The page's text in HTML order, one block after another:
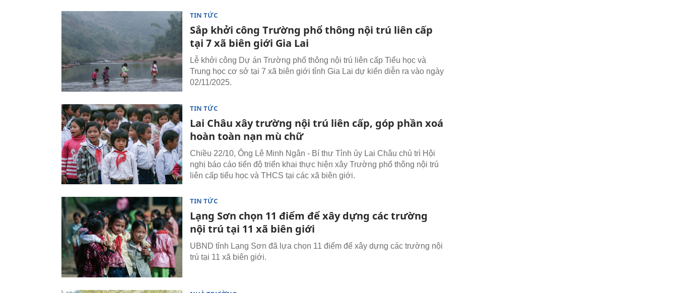
TIN TỨC
Sắp khởi công Trường phổ thông nội trú liên cấp
tại 7 xã biên giới Gia Lai
Lễ khởi công Dự án Trường phổ thông nội trú liên cấp Tiểu học và
Trung học cơ sở tại 7 xã biên giới tỉnh Gia Lai dự kiến diễn ra vào ngày
02/11/2025.
TIN TỨC
Lai Châu xây trường nội trú liên cấp, góp phần xoá
hoàn toàn nạn mù chữ
Chiều 22/10, Ông Lê Minh Ngân - Bí thư Tỉnh ủy Lai Châu chủ trì Hội
nghị báo cáo tiến độ triển khai thực hiện xây Trường phổ thông nội trú
liên cấp tiểu học và THCS tại các xã biên giới.
TIN TỨC
Lạng Sơn chọn 11 điểm để xây dựng các trường
nội trú tại 11 xã biên giới
UBND tỉnh Lạng Sơn đã lựa chọn 11 điểm để xây dựng các trường nội
trú tại 11 xã biên giới.